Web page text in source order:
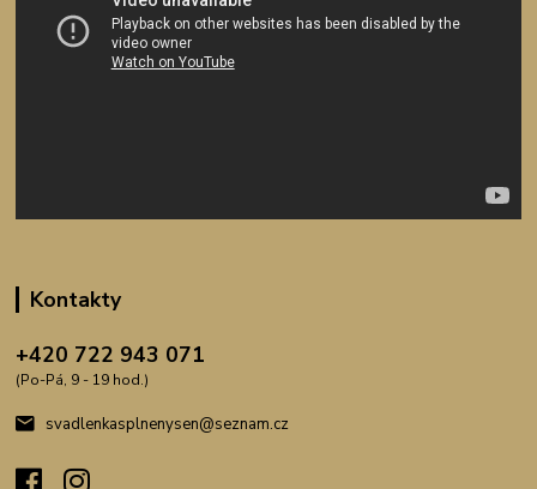
Kontakty
+420 722 943 071
(Po-Pá, 9 - 19 hod.)
svadlenkasplnenysen@seznam.cz